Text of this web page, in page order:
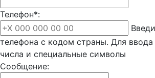
Телефон*:
телефона с кодом страны. Для
числа и специальные символы
Сообщение: